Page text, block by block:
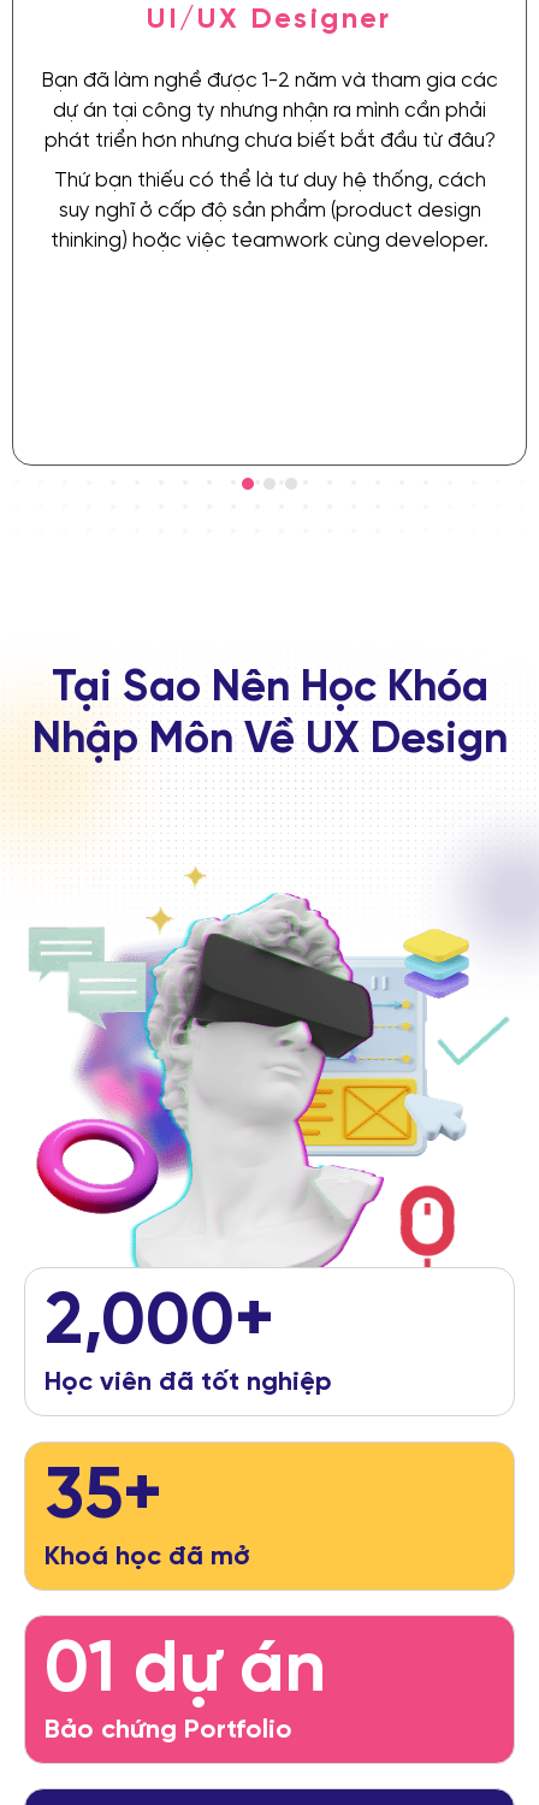
UI/UX Designer
Bạn đã làm nghề được 1-2 năm và tham gia các
dự án tại công ty nhưng nhận ra mình cần phải
phát triển hơn nhưng chưa biết bắt đầu từ đâu?
Thứ bạn thiếu có thể là tư duy hệ thống, cách
suy nghĩ ở cấp độ sản phẩm (product design
thinking) hoặc việc teamwork cùng developer.
Tại Sao Nên Học Khóa
Nhập Môn Về UX Design
2,000+
Học viên đã tốt nghiệp
35
Khoá học đã mở
01 dự án
Bảo chứng Portfolio